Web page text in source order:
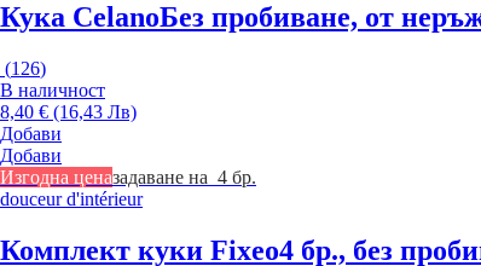
Кука CelanoБез пробиване, от
(126)
В наличност
8,40 € (16,43 Лв)
Добави
Добави
Изгодна ценазадаване на 4 бр.
douceur d'intérieur
Комплект куки Fixeo4 бр., без